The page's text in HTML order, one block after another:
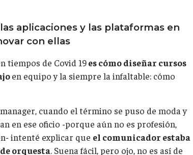
aplicaciones y las plataformas en
con ellas
tiempos de Covid 19es cómo diseñar cursos
en equipo y la siempre la infaltable: cómo
cuando el término se puso de moda y
en ese oficio -porque aún no es profesión,
intenté explicar que el comunicador estaba
orquesta. Suena fácil, pero ojo, no es así de